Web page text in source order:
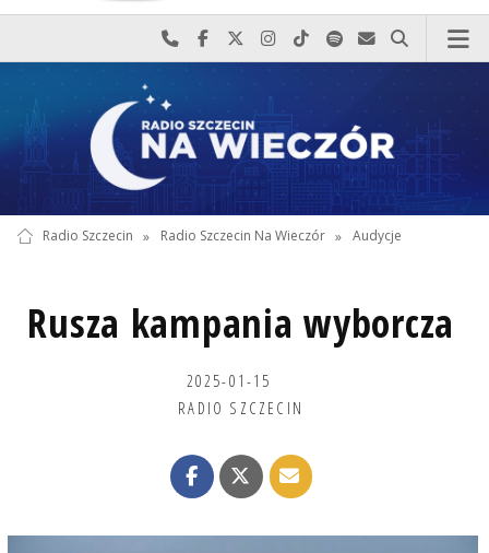
Najlepiej po prostu do nas zadzwoń
Odwiedź nas na Facebook-u
Odwiedź nas na X
Odwiedź nas na Instagram-ie
Odwiedź nas na TikTok-u
Szukaj nas na Spotify
Wyślij do nas
Szukaj
Radio Szczecin » Radio Szczecin Na Wieczór » Audycje
Rusza kampania wyborcza
2025-01-15
RADIO SZCZECIN